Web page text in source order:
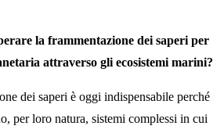
la frammentazione dei saperi per
attraverso gli ecosistemi marini?
dei saperi è oggi indispensabile perché
per loro natura, sistemi complessi in cui